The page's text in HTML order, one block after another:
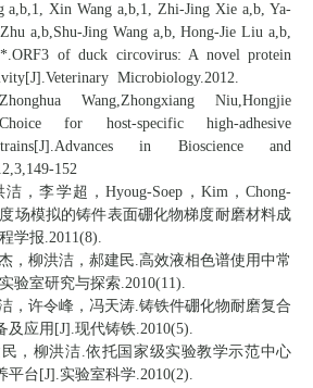
a,b,1, Xin Wang a,b,1, Zhi-Jing Xie a,b, Ya-
a,b,Shu-Jing Wang a,b, Hong-Jie Liu a,b,
of duck circovirus: A novel protein
Microbiology.2012.
Wang,Zhongxiang Niu,Hongjie
for host-specific high-adhesive
in Bioscience and
152
，李学超，Hyoug-Soep，Kim，Chong-
场模拟的铸件表面硼化物梯度耐磨材料成
学报.2011(8).
，柳洪洁，郝建民.高效液相色谱使用中常
验室研究与探索.2010(11).
，许令峰，冯天涛.铸铁件硼化物耐磨复合
及应用[J].现代铸铁.2010(5).
，柳洪洁.依托国家级实验教学示范中心
平台[J].实验室科学.2010(2).